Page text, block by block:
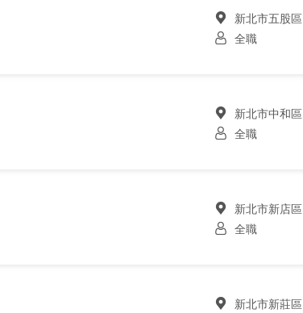
新北市五股區
全職
新北市中和區
全職
新北市新店區
全職
新北市新莊區